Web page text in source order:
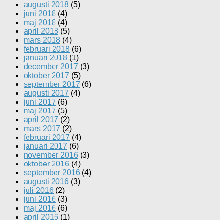
augusti 2018 (5)
juni 2018 (4)
maj 2018 (4)
april 2018 (5)
mars 2018 (4)
februari 2018 (6)
januari 2018 (1)
december 2017 (3)
oktober 2017 (5)
september 2017 (6)
augusti 2017 (4)
juni 2017 (6)
maj 2017 (5)
april 2017 (2)
mars 2017 (2)
februari 2017 (4)
januari 2017 (6)
november 2016 (3)
oktober 2016 (4)
september 2016 (4)
augusti 2016 (3)
juli 2016 (2)
juni 2016 (3)
maj 2016 (6)
april 2016 (1)